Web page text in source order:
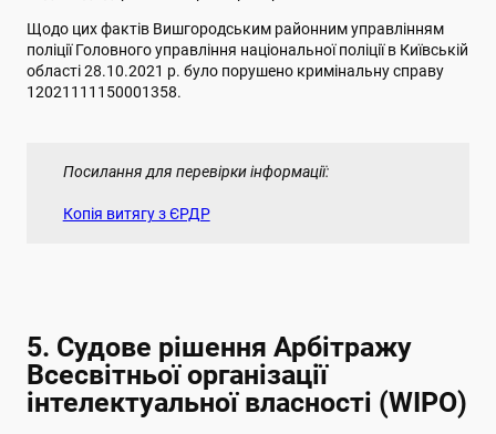
Щодо цих фактів Вишгородським районним управлінням
поліції Головного управління національної поліції в Київській
області 28.10.2021 р. було порушено кримінальну справу
12021111150001358.
Посилання для перевірки інформації:
Копія витягу з ЄРДР
5. Судове рішення Арбітражу
Всесвітньої організації
інтелектуальної власності (WIPO)